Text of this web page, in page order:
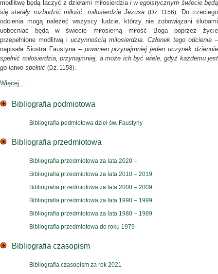
modlitwę będą łączyć z dziełami miłosierdzia i w egoistycznym świecie będą
się starały rozbudzić miłość, miłosierdzie Jezusa (Dz. 1156). Do trzeciego
odcienia mogą należeć wszyscy ludzie, którzy nie zobowiązani ślubami
uobecniać będą w świecie miłosierną miłość Boga poprzez życie
przepełnione modlitwą i uczynnością miłosierdzia. Członek tego odcienia –
napisała Siostra Faustyna – powinien przynajmniej jeden uczynek dziennie
spełnić miłosierdzia, przynajmniej, a może ich być wiele, gdyż każdemu jest
go łatwo spełnić (Dz. 1158).
Więcej…
Bibliografia podmiotowa
Bibliografia podmiotowa dzieł św. Faustyny
Bibliografia przedmiotowa
Bibliografia przedmiotowa za lata 2020 –
Bibliografia przedmiotowa za lata 2010 – 2019
Bibliografia przedmiotowa za lata 2000 – 2009
Bibliografia przedmiotowa za lata 1990 – 1999
Bibliografia przedmiotowa za lata 1980 – 1989
Bibliografia przedmiotowa do roku 1979
Bibliografia czasopism
Bibliografia czasopism za rok 2021 –